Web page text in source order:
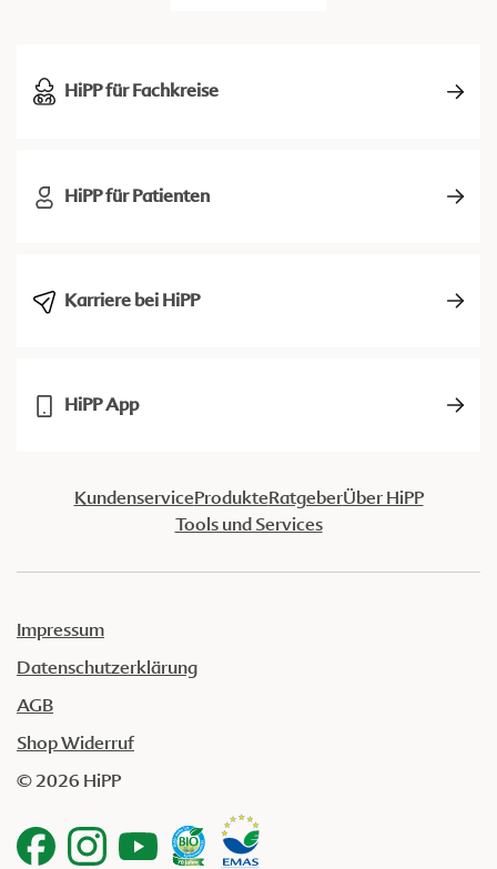
HiPP für Fachkreise
HiPP für Patienten
Karriere bei HiPP
HiPP App
KundenserviceProdukteRatgeberÜber HiPP
Tools und Services
Impressum
Datenschutzerklärung
AGB
Shop Widerruf
© 2026 HiPP